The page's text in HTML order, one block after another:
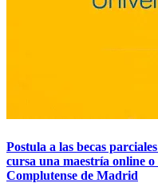
Postula a las becas
cursa una maestría online
Complutense de Madrid